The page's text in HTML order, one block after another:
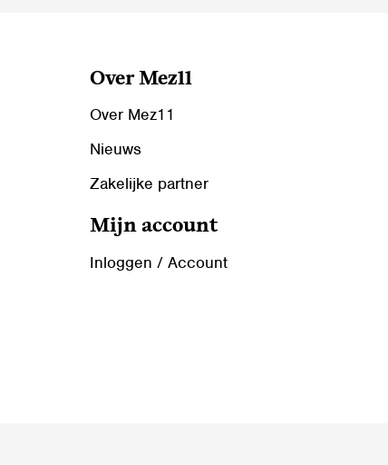
Over Mez11
Over Mez11
Nieuws
Zakelijke partner
Mijn account
Inloggen / Account